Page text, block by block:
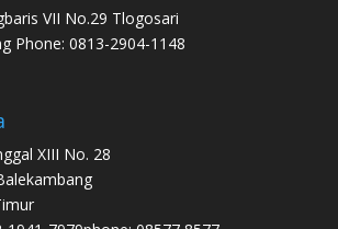
VII No.29 Tlogosari
Phone: 0813-2904-1148
XIII No. 28